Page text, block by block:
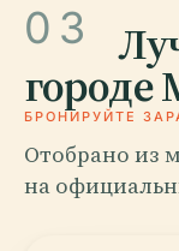
03
городе
БРОНИРУЙТЕ
Отобрано из
на